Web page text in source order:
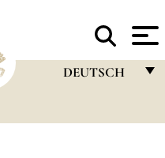
DEUTSCH